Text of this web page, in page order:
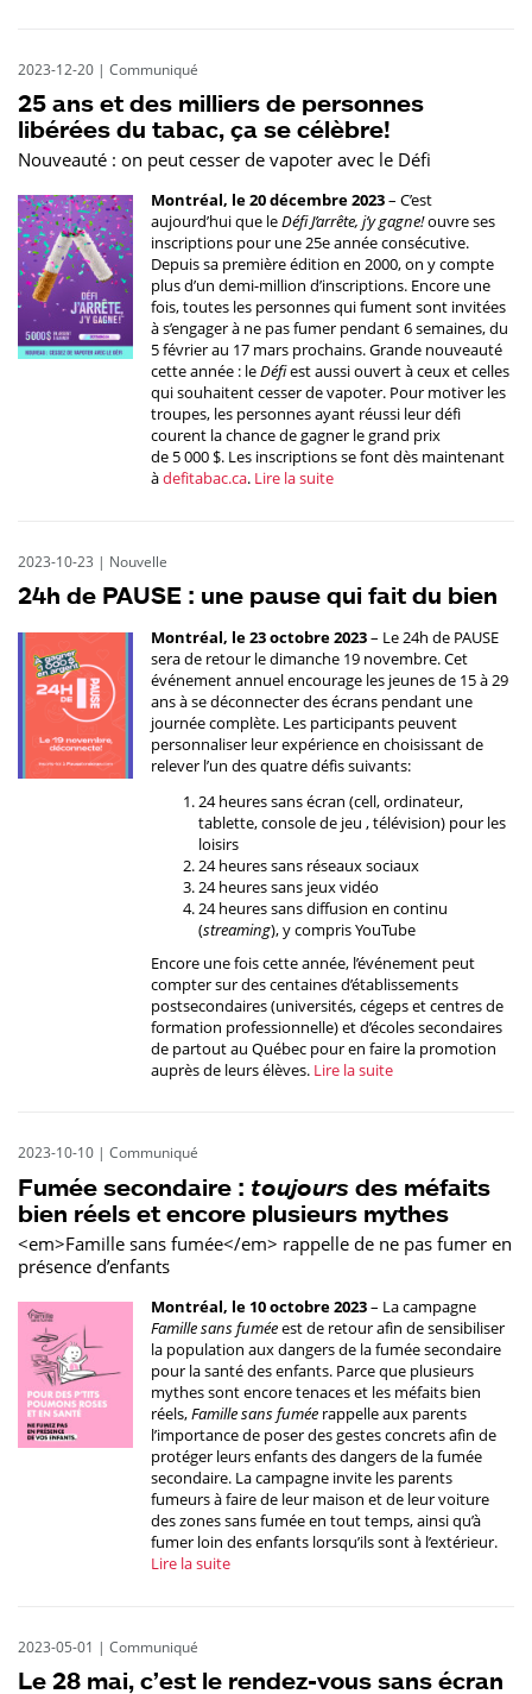
2023-12-20 | Communiqué
25 ans et des milliers de personnes
libérées du tabac, ça se célèbre!
Nouveauté : on peut cesser de vapoter avec le Défi
Montréal, le 20 décembre 2023– C’est
aujourd’hui que leDéfi J’arrête, j’y gagne!ouvre ses
inscriptions pour une 25e année consécutive.
Depuis sa première édition en 2000, on y compte
plus d’un demi-million d’inscriptions. Encore une
fois, toutes les personnes qui fument sont invitées
à s’engager à ne pas fumer pendant 6 semaines, du
5 février au 17 mars prochains. Grande nouveauté
cette année : leDéfiest aussi ouvert à ceux et celles
qui souhaitent cesser de vapoter. Pour motiver les
troupes, les personnes ayant réussi leur défi
courent la chance de gagner le grand prix
de 5 000 $. Les inscriptions se font dès maintenant
àdefitabac.ca. Lire la suite
2023-10-23 | Nouvelle
24h de PAUSE : une pause qui fait du bien
Montréal, le 23 octobre 2023– Le 24h de PAUSE
sera de retour le dimanche 19 novembre. Cet
événement annuel encourage les jeunes de 15 à 29
ans à se déconnecter des écrans pendant une
journée complète. Les participants peuvent
personnaliser leur expérience en choisissant de
relever l’un des quatre défis suivants:
24 heures sans écran (cell, ordinateur,
tablette, console de jeu , télévision) pour les
loisirs
24 heures sans réseaux sociaux
24 heures sans jeux vidéo
24 heures sans diffusion en continu
(streaming), y compris YouTube
Encore une fois cette année, l’événement peut
compter sur des centaines d’établissements
postsecondaires (universités, cégeps et centres de
formation professionnelle) et d’écoles secondaires
de partout au Québec pour en faire la promotion
auprès de leurs élèves. Lire la suite
2023-10-10 | Communiqué
Fumée secondaire : toujours des méfaits
bien réels et encore plusieurs mythes
<em>Famille sans fumée</em> rappelle de ne pas fumer en
présence d’enfants
Montréal, le 10 octobre 2023– La campagne
Famille sans fuméeest de retour afin de sensibiliser
la population aux dangers de la fumée secondaire
pour la santé des enfants. Parce que plusieurs
mythes sont encore tenaces et les méfaits bien
réels,Famille sans fumée rappelle aux parents
l’importance de poser des gestes concrets afin de
protéger leurs enfants des dangers de la fumée
secondaire. La campagne invite les parents
fumeurs à faire de leur maison et de leur voiture
des zones sans fumée en tout temps, ainsi qu’à
fumer loin des enfants lorsqu’ils sont à l’extérieur.
Lire la suite
2023-05-01 | Communiqué
Le 28 mai, c’est le rendez-vous sans écran